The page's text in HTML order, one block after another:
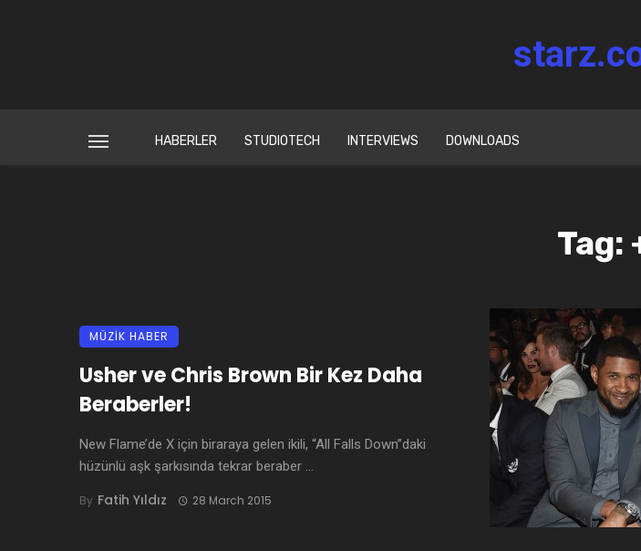
HABERLER STUDIOTECH INTERVIEWS DOWNLOADS
Tag:
MÜZİK HABER
Usher ve Chris Brown Bir Kez Daha
Beraberler!
New Flame’de X için biraraya gelen ikili, “All Falls Down”daki
hüzünlü aşk şarkısında tekrar beraber ...
By Fatih Yıldız 28 March 2015
Dünyanın En Çok Kazanan